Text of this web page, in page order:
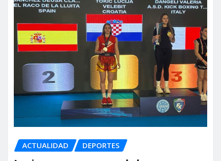
ACTUALIDAD DEPORTES